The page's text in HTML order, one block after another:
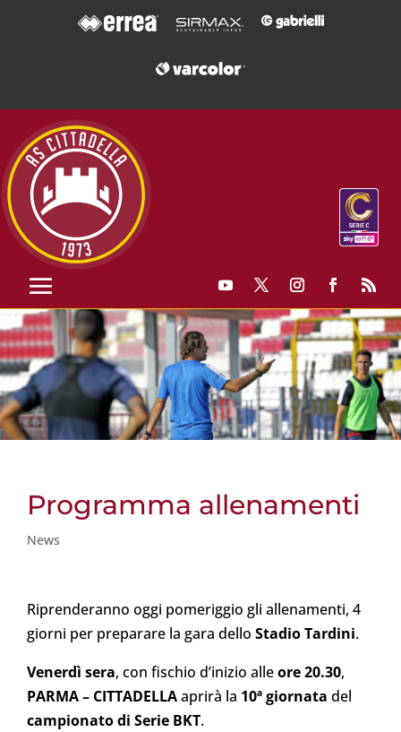
Programma allenamenti
News
Riprenderanno oggi pomeriggio gli allenamenti, 4
giorni per preparare la gara dello Stadio Tardini.
Venerdì sera, con fischio d’inizio alleore 20.30,
PARMA – CITTADELLAaprirà la 10ª giornata del
campionato di Serie BKT.